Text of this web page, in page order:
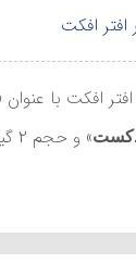
افتر افکت
افکت با عنوان
» و حجم 2 گیگابایت در